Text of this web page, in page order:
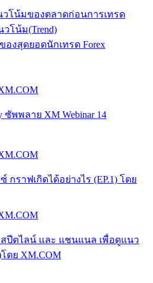
วโน้มของตลาดก่อนการเทรด
โน้ม(Trend)
องสุดยอดนักเทรด Forex
ซัพพลาย XM Webinar 14
กราฟเกิดได้อย่างไร (EP.1) โดย
ปีดไลน์ และ แชนแนล เพื่อดูแนว
ดย XM.COM